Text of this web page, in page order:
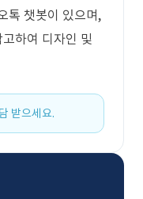
톡 챗봇이 있으며,
하여 디자인 및
받으세요.